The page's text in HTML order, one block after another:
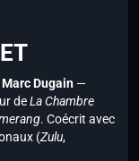
Marc Dugain —
deLa Chambre
. Coécrit avec
(Zulu,